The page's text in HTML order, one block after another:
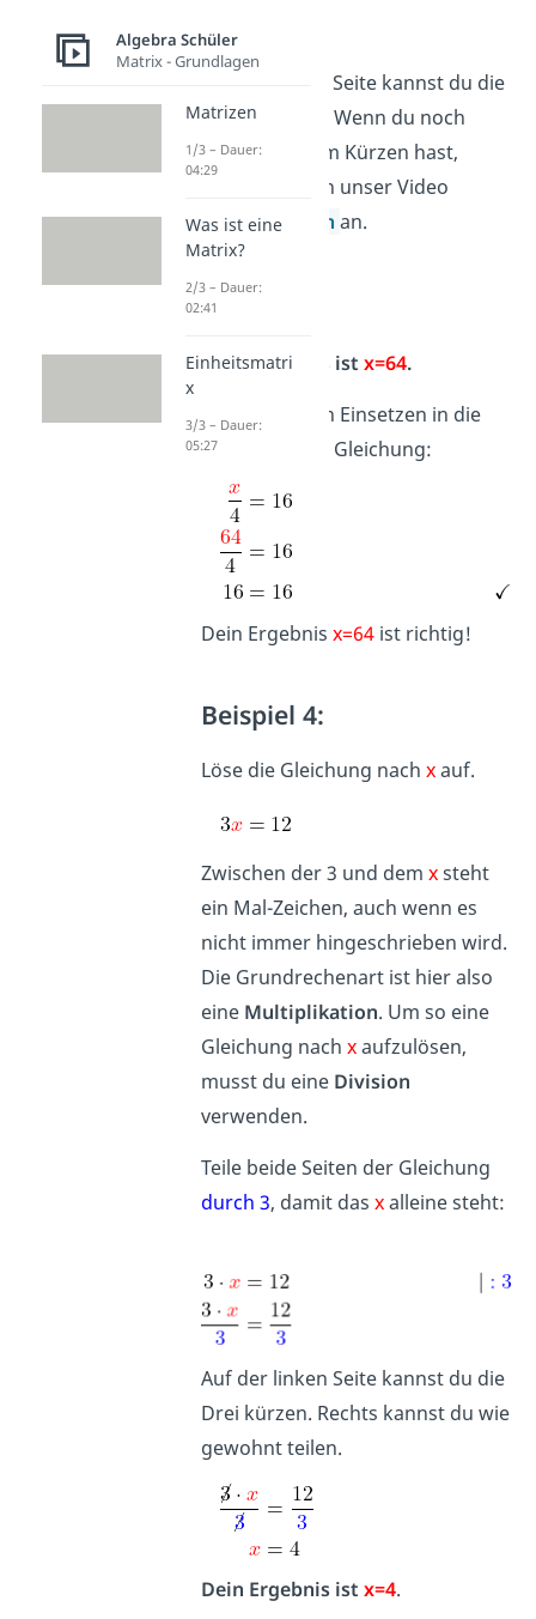
Auf der linken Seite kannst du die
Vierer kürzen. Wenn du noch
Probleme beim Kürzen hast,
schau dir doch unser Video
Brüche kürzen an.
Dein Ergebnis ist x=64.
Prüfe es durch Einsetzen in die
ursprüngliche Gleichung:
Dein Ergebnis x=64 ist richtig!
Beispiel 4:
Löse die Gleichung nach xauf.
Zwischen der 3 und dem xsteht
ein Mal-Zeichen, auch wenn es
nicht immer hingeschrieben wird.
Die Grundrechenart ist hier also
eine Multiplikation. Um so eine
Gleichung nach xaufzulösen,
musst du eine Division
verwenden.
Teile beide Seiten der Gleichung
durch 3, damit das xalleine steht:
Auf der linken Seite kannst du die
Drei kürzen. Rechts kannst du wie
gewohnt teilen.
Dein Ergebnis ist x=4.
Algebra Schüler
Matrix - Grundlagen
Matrizen
1/3 – Dauer:
04:29
Was ist eine
Matrix?
2/3 – Dauer:
02:41
Einheitsmatri
x
3/3 – Dauer:
05:27